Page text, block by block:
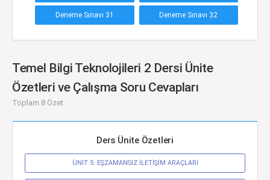
Deneme Sınavı 31 Deneme Sınavı 32
Temel Bilgi Teknolojileri 2 Dersi Ünite
Özetleri ve Çalışma Soru Cevapları
Toplam 8 Özet
Ders Ünite Özetleri
ÜNİT 5: EŞZAMANSIZ İLETİŞİM ARAÇLARI